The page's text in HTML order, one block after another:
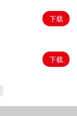
下载
下载